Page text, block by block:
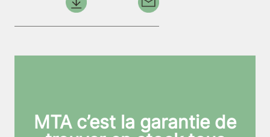
MTA c’est la garantie de